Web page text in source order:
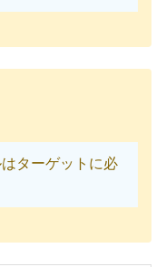
ターゲットに必